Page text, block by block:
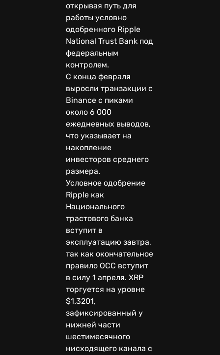
открывая путь для
работы условно
одобренного Ripple
National Trust Bank под
федеральным
контролем.
С конца февраля
выросли транзакции с
Binance с пиками
около 6 000
ежедневных выводов,
что указывает на
накопление
инвесторов среднего
размера.
Условное одобрение
Ripple как
Национального
трастового банка
вступит в
эксплуатацию завтра,
так как окончательное
правило OCC вступит
в силу 1 апреля. XRP
торгуется на уровне
$1.3201,
зафиксированный у
нижней части
шестимесячного
нисходящего канала с